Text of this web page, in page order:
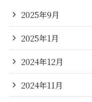
2025年9月
2025年1月
2024年12月
2024年11月